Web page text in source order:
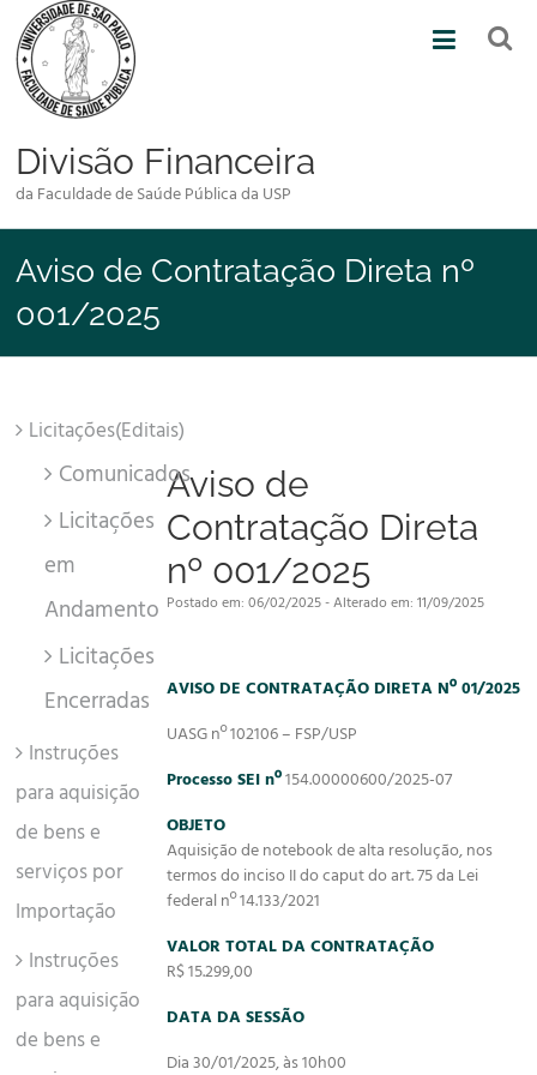
content
Divisão Financeira
da Faculdade de Saúde Pública da USP
Aviso de Contratação Direta nº
001/2025
Aviso de
Contratação Direta
nº 001/2025
Postado em: 06/02/2025 - Alterado em: 11/09/2025
AVISO DE CONTRATAÇÃO DIRETA Nº 01/2025
UASG nº 102106 – FSP/USP
Processo SEI nº154.00000600/2025-07
OBJETO
Aquisição de notebook de alta resolução, nos
termos do inciso II do caput do art. 75 da Lei
federal nº 14.133/2021
VALOR TOTAL DA CONTRATAÇÃO
R$ 15.299,00
DATA DA SESSÃO
Dia 30/01/2025, às 10h00
Licitações(Editais)
Comunicados
Licitações
em
Andamento
Licitações
Encerradas
Instruções
para aquisição
de bens e
serviços por
Importação
Instruções
para aquisição
de bens e